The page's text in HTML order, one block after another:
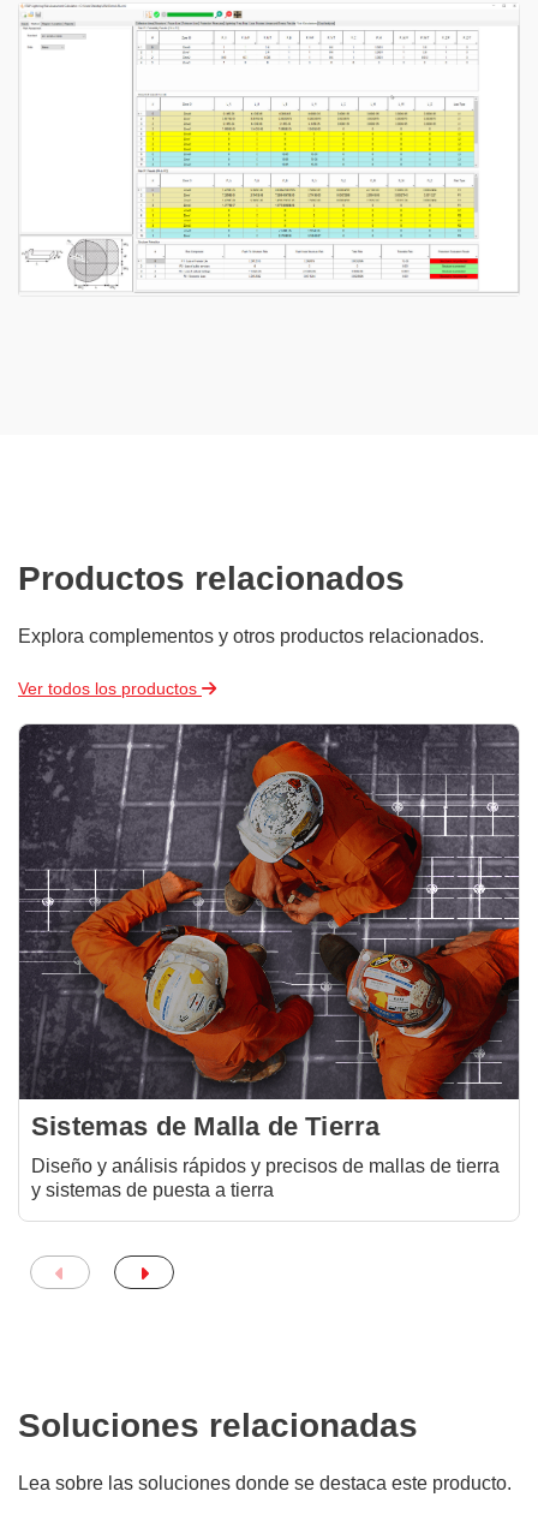
Productos relacionados
Explora complementos y otros productos relacionados.
Ver todos los productos
Sistemas de Malla de Tierra
Diseño y análisis rápidos y precisos de mallas de tierra
y sistemas de puesta a tierra
Soluciones relacionadas
Lea sobre las soluciones donde se destaca este producto.